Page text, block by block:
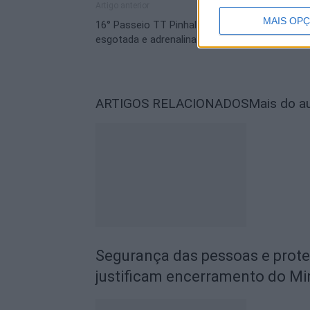
MAIS
16° Passeio TT Pinhal Total com lotação
esgotada e adrenalina ao máximo
ARTIGOS RELACIONADOSMais do
Segurança das pessoas e
justificam encerramento do